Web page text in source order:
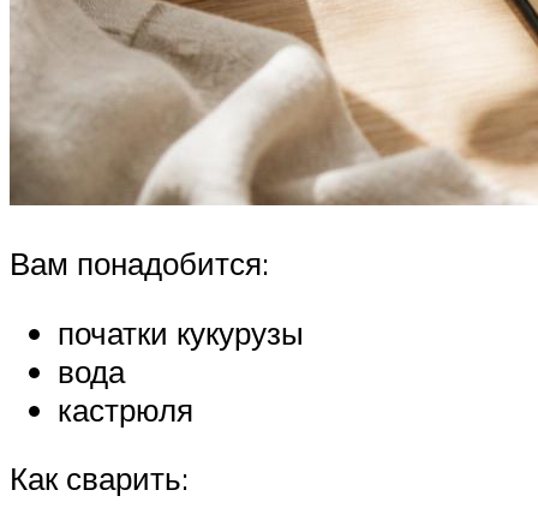
Вам понадобится:
початки кукурузы
вода
кастрюля
Как сварить: